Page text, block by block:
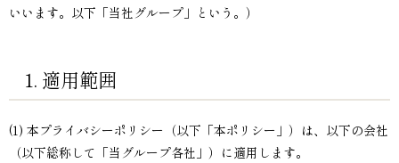
いいます。以下「当社グループ」という。）
1. 適用範囲
(1) 本プライバシーポリシー（以下「本ポリシー」）は、以下の会社
（以下総称して「当グループ各社」）に適用します。